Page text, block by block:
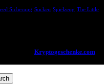
Sicherung Socken Spielzeug The Little
Kryptogeschenke.com